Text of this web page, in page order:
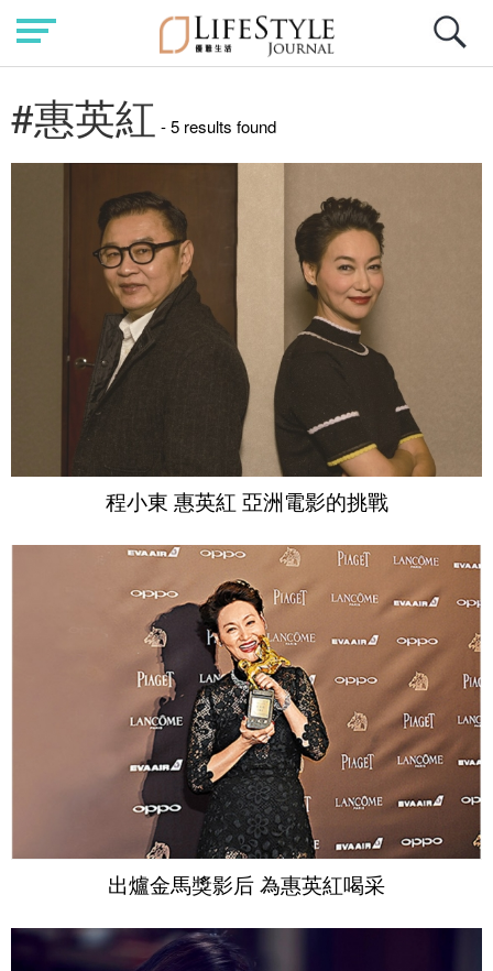
#惠英紅 - 5 results found
程小東 惠英紅 亞洲電影的挑戰
出爐金馬獎影后 為惠英紅喝采